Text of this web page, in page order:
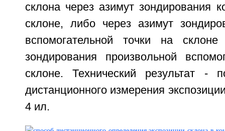
склона через азимут зондирования
склоне, либо через азимут
вспомогательной точки на
зондирования произвольной
склоне. Технический результат -
дистанционного измерения
4 ил.